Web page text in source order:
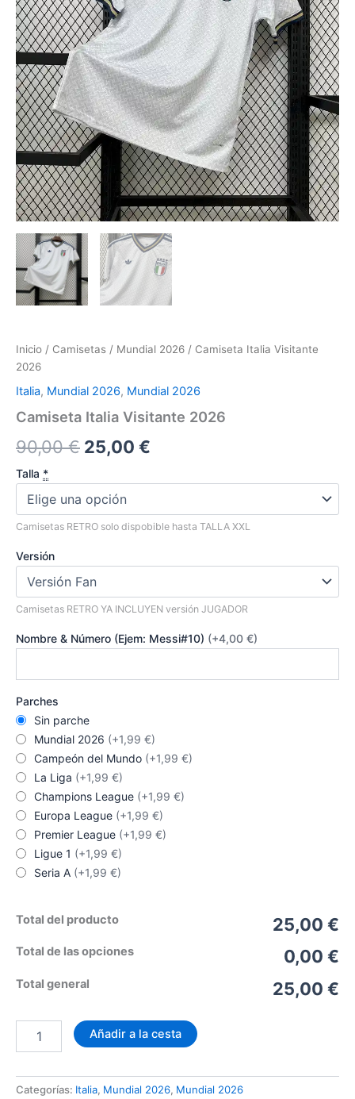
Inicio / Camisetas / Mundial 2026 / Camiseta Italia Visitante
2026
Italia, Mundial 2026, Mundial 2026
Camiseta Italia Visitante 2026
90,00€ El
original
era:
25,00 €
es:
Talla *
Camisetas RETRO solo dispobible hasta TALLA XXL
Versión
Camisetas RETRO YA INCLUYEN versión JUGADOR
Nombre & Número (Ejem: Messi#10) (+4,00 €)
Parches
Sin parche
Mundial 2026 (+1,99 €)
Campeón del Mundo (+1,99 €)
La Liga (+1,99 €)
Champions League (+1,99 €)
Europa League (+1,99 €)
Premier League (+1,99 €)
Ligue 1 (+1,99 €)
Seria A (+1,99 €)
Total del producto 25,00 €
Total de las opciones 0,00 €
Total general 25,00 €
2026
cantidad
Añadir a la cesta
Categorías: Italia, Mundial 2026, Mundial 2026